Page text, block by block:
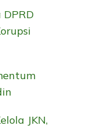
JKN,